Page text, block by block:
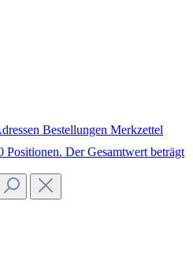
Bestellungen Merkzettel
Positionen. Der Gesamtwert beträgt